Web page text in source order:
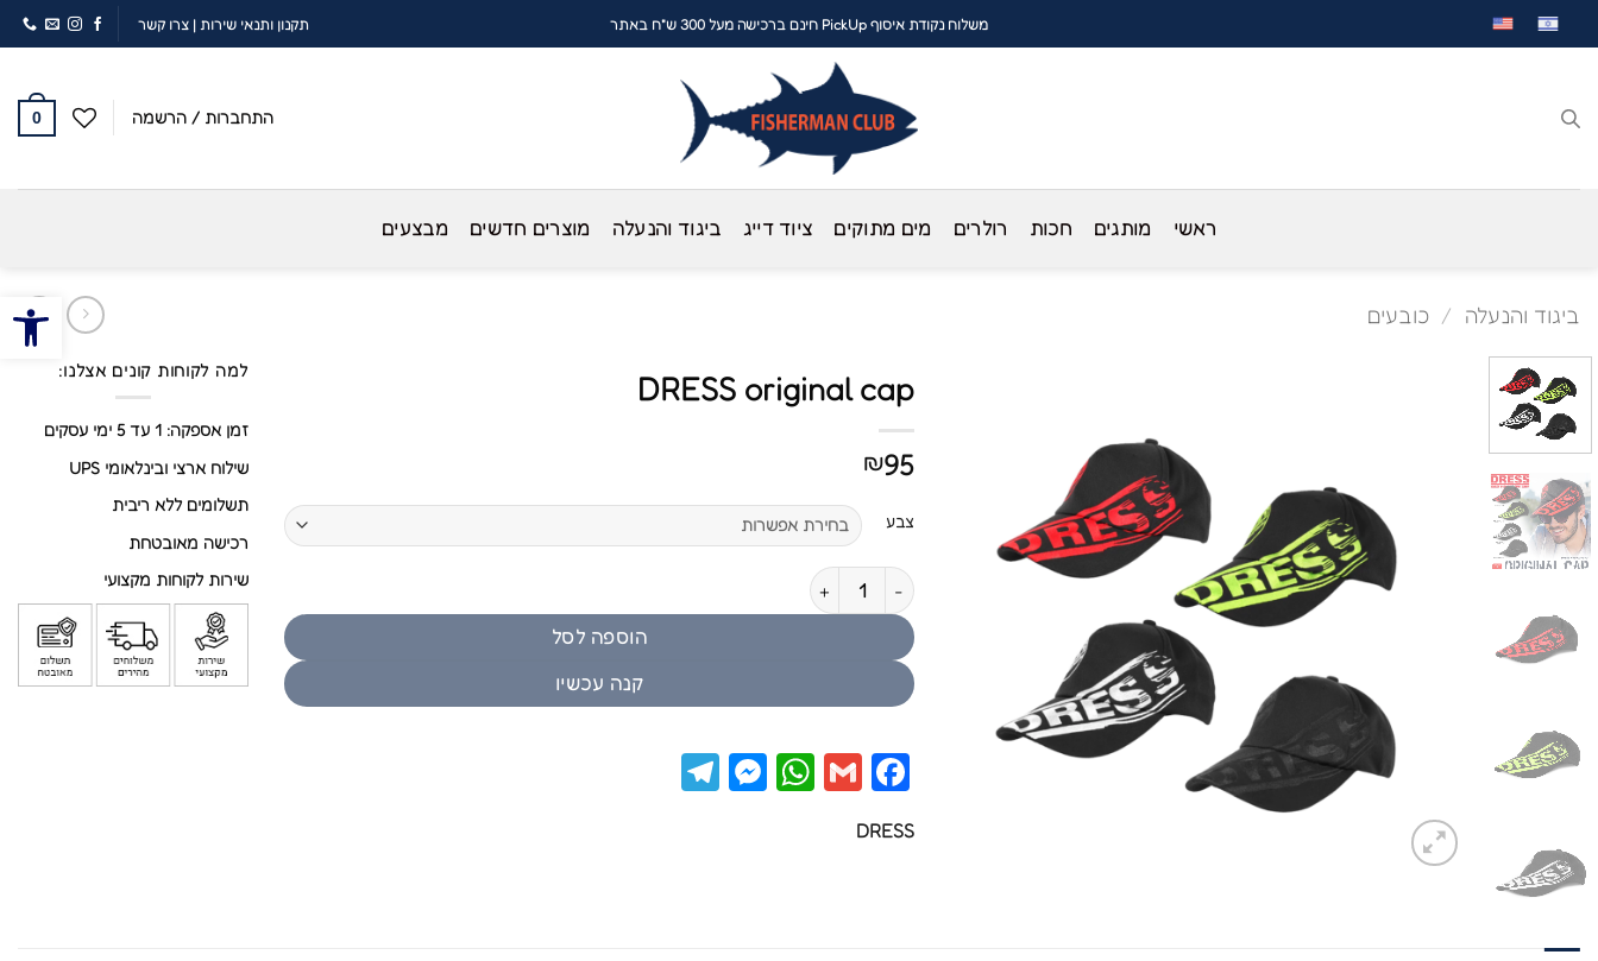
פתח
לתוכן
משלוח נקודת איסוף PickUp חינם ברכישה מעל 300 ש"ח באתר תקנון ותנאי שירות | צרו קשר
התחברות / הרשמה 0
ראשי מותגים חכות רולרים מים מתוקים ציוד דייג ביגוד והנעלה מוצרים חדשים מבצעים
ביגוד והנעלה / כובעים
DRESS original cap
₪95
צבע
כמות של DRESS original cap
הוספה לסל
קנה עכשיו
Facebook
Gmail
WhatsApp
Messenger
DRESS
למה לקוחות קונים אצלנו:
זמן אספקה: 1 עד 5 ימי עסקים
שילוח ארצי ובינלאומי UPS
תשלומים ללא ריבית
רכישה מאובטחת
שירות לקוחות מקצועי